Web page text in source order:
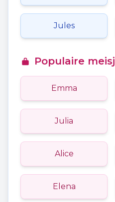
Jules
Populaire
Emma
Julia
Alice
Elena